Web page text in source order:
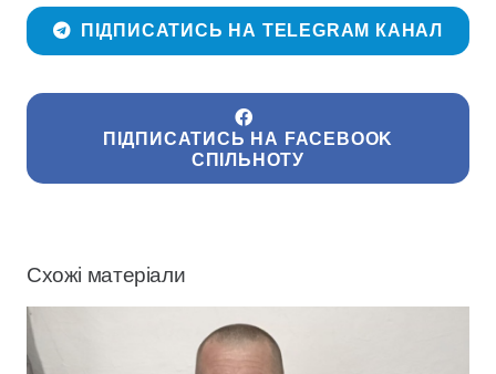
ПІДПИСАТИСЬ НА TELEGRAM КАНАЛ
ПІДПИСАТИСЬ НА FACEBOOK
СПІЛЬНОТУ
Схожі матеріали